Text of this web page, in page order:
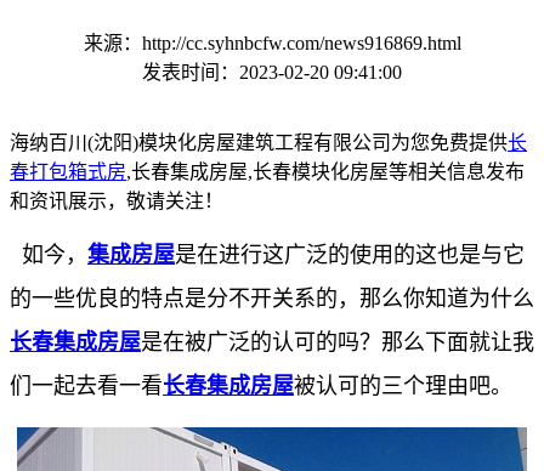
来源：http://cc.syhnbcfw.com/news916869.html
发表时间：2023-02-20 09:41:00
海纳百川(沈阳)模块化房屋建筑工程有限公司为您免费提供长
春打包箱式房,长春集成房屋,长春模块化房屋等相关信息发布
和资讯展示，敬请关注！
如今， 集成房屋是在进行这广泛的使用的这也是与它
的一些优良的特点是分不开关系的，那么你知道为什么
长春集成房屋是在被广泛的认可的吗？那么下面就让我
们一起去看一看长春集成房屋被认可的三个理由吧。